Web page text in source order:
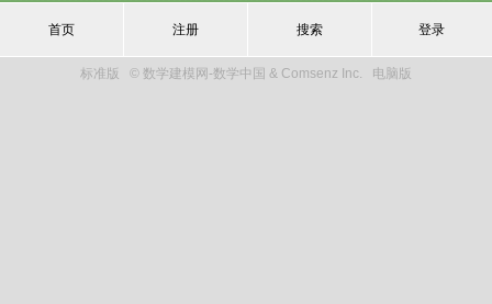
首页 注册 搜索 登录
标准版 © 数学建模网-数学中国 & Comsenz Inc. 电脑版